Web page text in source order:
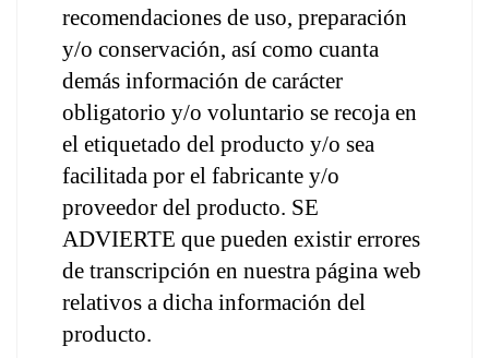
recomendaciones de uso, preparación
y/o conservación, así como cuanta
demás información de carácter
obligatorio y/o voluntario se recoja en
el etiquetado del producto y/o sea
facilitada por el fabricante y/o
proveedor del producto. SE
ADVIERTE que pueden existir errores
de transcripción en nuestra página web
relativos a dicha información del
producto.